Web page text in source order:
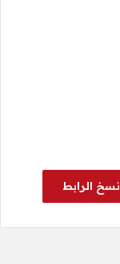
نسخ الرابط